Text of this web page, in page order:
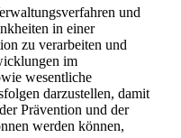
und
in einer
zu verarbeiten und
im
wesentliche
darzustellen, damit
Prävention und der
werden können,